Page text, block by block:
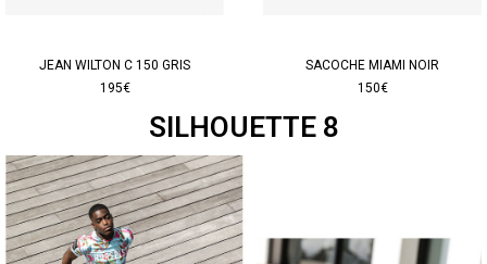
JEAN WILTON C 150 GRIS
195€
SACOCHE MIAMI NOIR
150€
SILHOUETTE 8